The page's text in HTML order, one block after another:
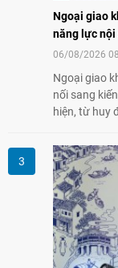
Ngoại giao
năng lực nội
06/08/2026
Ngoại giao
nối sang
hiện, từ huy
nghệ, đổi
phát triển